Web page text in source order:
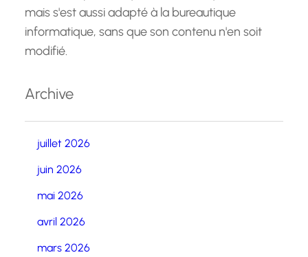
mais s'est aussi adapté à la bureautique
informatique, sans que son contenu n'en soit
modifié.
Archive
juillet 2026
juin 2026
mai 2026
avril 2026
mars 2026